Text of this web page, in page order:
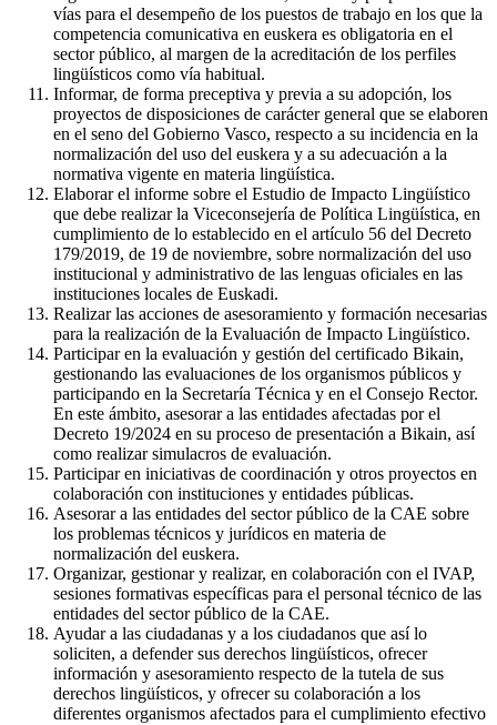
vías para el desempeño de los puestos de trabajo en los que la
competencia comunicativa en euskera es obligatoria en el
sector público, al margen de la acreditación de los perfiles
lingüísticos como vía habitual.
Informar, de forma preceptiva y previa a su adopción, los
proyectos de disposiciones de carácter general que se elaboren
en el seno del Gobierno Vasco, respecto a su incidencia en la
normalización del uso del euskera y a su adecuación a la
normativa vigente en materia lingüística.
Elaborar el informe sobre el Estudio de Impacto Lingüístico
que debe realizar la Viceconsejería de Política Lingüística, en
cumplimiento de lo establecido en el artículo 56 del Decreto
179/2019, de 19 de noviembre, sobre normalización del uso
institucional y administrativo de las lenguas oficiales en las
instituciones locales de Euskadi.
Realizar las acciones de asesoramiento y formación necesarias
para la realización de la Evaluación de Impacto Lingüístico.
Participar en la evaluación y gestión del certificado Bikain,
gestionando las evaluaciones de los organismos públicos y
participando en la Secretaría Técnica y en el Consejo Rector.
En este ámbito, asesorar a las entidades afectadas por el
Decreto 19/2024 en su proceso de presentación a Bikain, así
como realizar simulacros de evaluación.
Participar en iniciativas de coordinación y otros proyectos en
colaboración con instituciones y entidades públicas.
Asesorar a las entidades del sector público de la CAE sobre
los problemas técnicos y jurídicos en materia de
normalización del euskera.
Organizar, gestionar y realizar, en colaboración con el IVAP,
sesiones formativas específicas para el personal técnico de las
entidades del sector público de la CAE.
Ayudar a las ciudadanas y a los ciudadanos que así lo
soliciten, a defender sus derechos lingüísticos, ofrecer
información y asesoramiento respecto de la tutela de sus
derechos lingüísticos, y ofrecer su colaboración a los
diferentes organismos afectados para el cumplimiento efectivo